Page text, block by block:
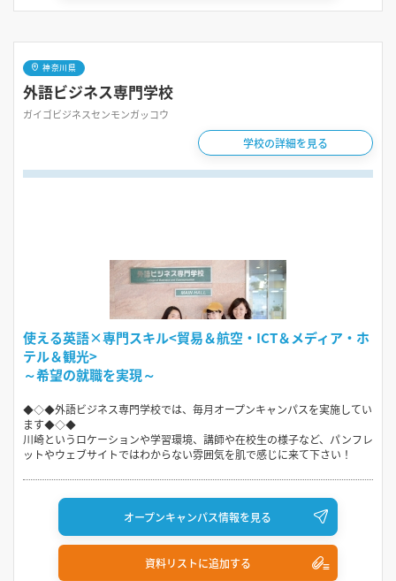
神奈川県
外語ビジネス専門学校
ガイゴビジネスセンモンガッコウ
学校の詳細を見る
使える英語×専門スキル<貿易＆航空・ICT＆メディア・ホ
テル＆観光>
～希望の就職を実現～
◆◇◆外語ビジネス専門学校では、毎月オープンキャンパスを実施してい
ます◆◇◆
川崎というロケーションや学習環境、講師や在校生の様子など、パンフレ
ットやウェブサイトではわからない雰囲気を肌で感じに来て下さい！
オープンキャンパス情報を見る
資料リストに追加する